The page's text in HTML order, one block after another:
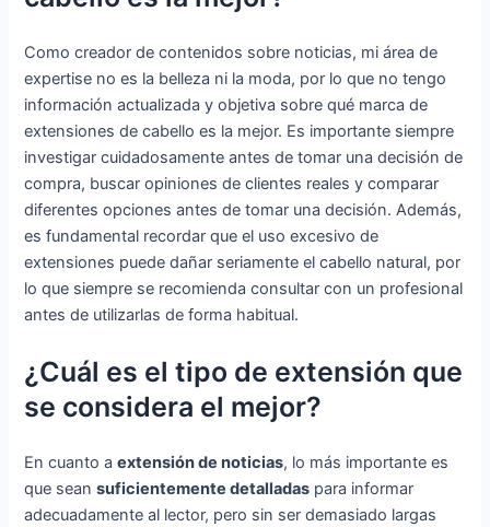
Como creador de contenidos sobre noticias, mi área de
expertise no es la belleza ni la moda, por lo que no tengo
información actualizada y objetiva sobre qué marca de
extensiones de cabello es la mejor. Es importante siempre
investigar cuidadosamente antes de tomar una decisión de
compra, buscar opiniones de clientes reales y comparar
diferentes opciones antes de tomar una decisión. Además,
es fundamental recordar que el uso excesivo de
extensiones puede dañar seriamente el cabello natural, por
lo que siempre se recomienda consultar con un profesional
antes de utilizarlas de forma habitual.
¿Cuál es el tipo de extensión que
se considera el mejor?
En cuanto aextensión de noticias, lo más importante es
que seansuficientemente detalladas para informar
adecuadamente al lector, pero sin ser demasiado largas